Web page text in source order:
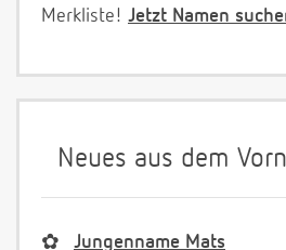
Merkliste! Jetzt Namen
Neues aus dem
✿ Jungenname Mats